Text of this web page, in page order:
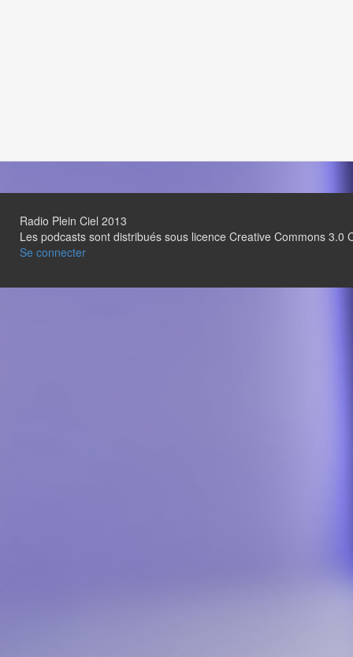
Radio Plein Ciel 2013
Les podcasts sont distribués sous licence Creative Commons 3.0
Se connecter